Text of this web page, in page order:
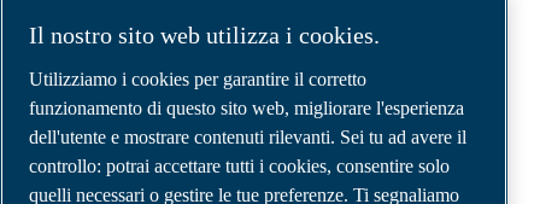
Portal
Media
Gallery
©2026 Compressori d'aria ABAC
Note legali e privacy
Modulo resi
Il nostro sito web utilizza i cookies.
Utilizziamo i cookies per garantire il corretto
funzionamento di questo sito web, migliorare l'esperienza
dell'utente e mostrare contenuti rilevanti. Sei tu ad avere il
controllo: potrai accettare tutti i cookies, consentire solo
quelli necessari o gestire le tue preferenze. Ti segnaliamo